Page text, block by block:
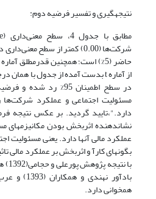
نتیجه­گیری و تفسیر فرضیه دوم:
شرکت‌ها (0.00) کمتر از سطح
از آماره t بدست آمده از جدول با همان درجه آزادی است. لذا فرضیه H
در سطح اطمینان 95% رد شده و فرضیه H
مسئولیت اجتماعی و عملکرد شرکت‌ها
دارد."،تایید ­گردید. بر عکس نتیجه
نشان­دهنده اثربخش بودن مکانیزم­های
عملکرد مالی آنها دارد. یعنی مسئولیت
بگونه­ای کارآ و اثربخش بر عملکرد مالی
با
همخوانی دارد.